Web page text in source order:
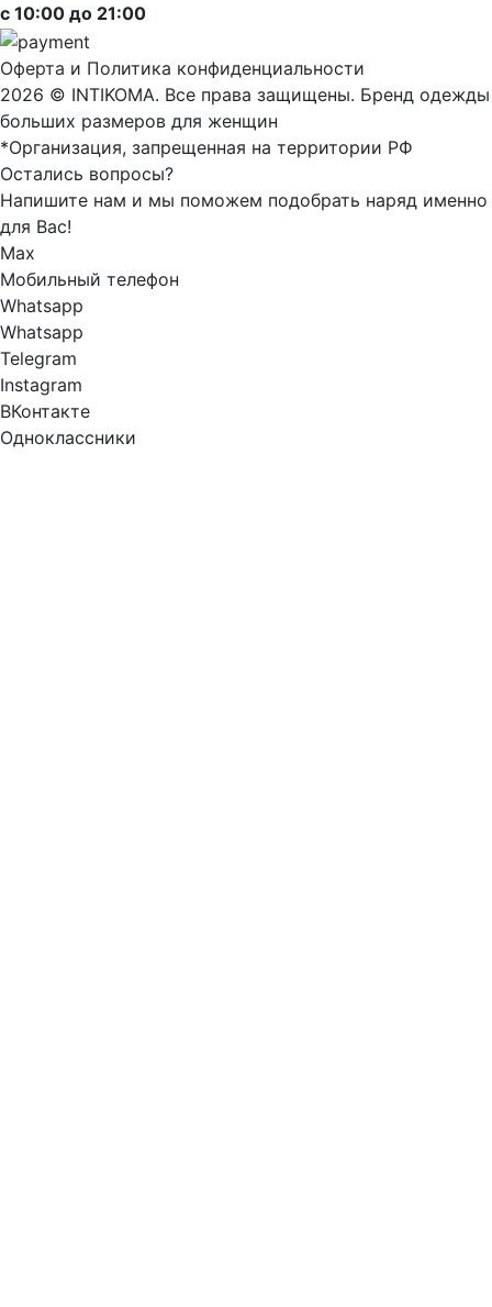
с 10:00 до 21:00
Оферта и Политика конфиденциальности
2026 © INTIKOMA. Все права защищены. Бренд одежды
больших размеров для женщин
*Организация, запрещенная на территории РФ
Остались вопросы?
Напишите нам и мы поможем подобрать наряд именно
для Вас!
Max
Мобильный телефон
Whatsapp
Whatsapp
Telegram
Instagram
ВКонтакте
Одноклассники